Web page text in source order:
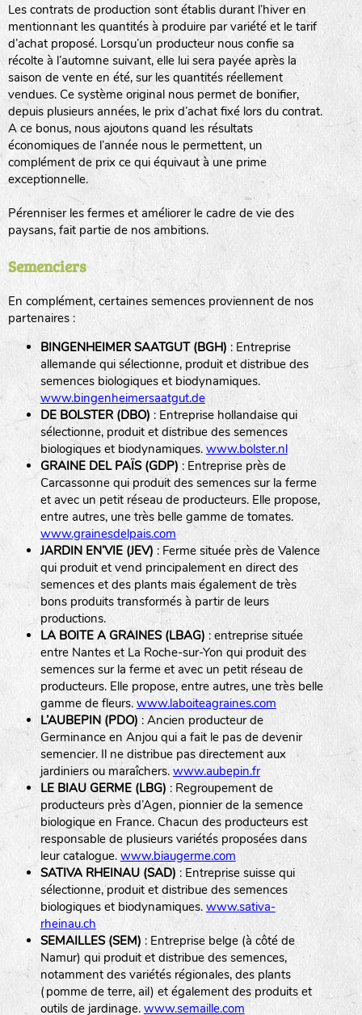
Les contrats de production sont établis durant l’hiver en
mentionnant les quantités à produire par variété et le tarif
d’achat proposé. Lorsqu’un producteur nous confie sa
récolte à l’automne suivant, elle lui sera payée après la
saison de vente en été, sur les quantités réellement
vendues. Ce système original nous permet de bonifier,
depuis plusieurs années, le prix d’achat fixé lors du contrat.
A ce bonus, nous ajoutons quand les résultats
économiques de l’année nous le permettent, un
complément de prix ce qui équivaut à une prime
exceptionnelle.
Pérenniser les fermes et améliorer le cadre de vie des
paysans, fait partie de nos ambitions.
Semenciers
En complément, certaines semences proviennent de nos
partenaires :
BINGENHEIMER SAATGUT (BGH) : Entreprise
allemande qui sélectionne, produit et distribue des
semences biologiques et biodynamiques.
www.bingenheimersaatgut.de
DE BOLSTER (DBO) : Entreprise hollandaise qui
sélectionne, produit et distribue des semences
biologiques et biodynamiques.www.bolster.nl
GRAINE DEL PAÏS (GDP) : Entreprise près de
Carcassonne qui produit des semences sur la ferme
et avec un petit réseau de producteurs. Elle propose,
entre autres, une très belle gamme de tomates.
www.grainesdelpais.com
JARDIN EN’VIE (JEV) : Ferme située près de Valence
qui produit et vend principalement en direct des
semences et des plants mais également de très
bons produits transformés à partir de leurs
productions.
LA BOITE A GRAINES (LBAG) : entreprise située
entre Nantes et La Roche-sur-Yon qui produit des
semences sur la ferme et avec un petit réseau de
producteurs. Elle propose, entre autres, une très belle
gamme de fleurs. www.laboiteagraines.com
L’AUBEPIN (PDO) : Ancien producteur de
Germinance en Anjou qui a fait le pas de devenir
semencier. Il ne distribue pas directement aux
jardiniers ou maraîchers. www.aubepin.fr
LE BIAU GERME (LBG) : Regroupement de
producteurs près d’Agen, pionnier de la semence
biologique en France. Chacun des producteurs est
responsable de plusieurs variétés proposées dans
leur catalogue. www.biaugerme.com
SATIVA RHEINAU (SAD) : Entreprise suisse qui
sélectionne, produit et distribue des semences
biologiques et biodynamiques. www.sativa-
rheinau.ch
SEMAILLES (SEM) : Entreprise belge (à côté de
Namur) qui produit et distribue des semences,
notamment des variétés régionales, des plants
(pomme de terre, ail) et également des produits et
outils de jardinage. www.semaille.com
LA RÉFÉRENCE :FBEL20BPA1A (en haut à gauche)
F : Fleurs.
Les autres catégories étant :
E: Engrais vert
: Légumes
A: Aromatiques
BEL : Code de la variété
(Ici Belle de nuit)
20 : Année de récolte
(ici 2020)
BPA : Initiales du producteur ou du fournisseur de la
semence.
1 : Numéro d’ordre du lot
A : Sans calibre.
G: Gros
M: Moyen calibre
P: Petit calibre
Légumes feuilles
Légumes racines
Plantes aromatiques